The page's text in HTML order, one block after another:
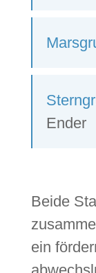
Ender
Beide
ein